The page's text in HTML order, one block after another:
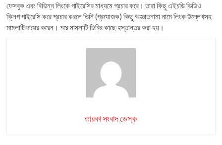
ফেসবুক এবং বিভিন্ন লিংকে পাইরেসির মাধ্যমে প্রচার করে। তারা কিছু এইচডি ভিডিও
ক্লিপ পাইরেসি করে প্রচার করলে তিনি (প্রযোজক) কিছু অজ্ঞাতনামা নামে লিংক উল্লেখসহ
মামলাটি দায়ের করেন। পরে মামলাটি ডিবির কাছে হস্তান্তর করা হয়।
তারকা সংবাদ ডেস্ক